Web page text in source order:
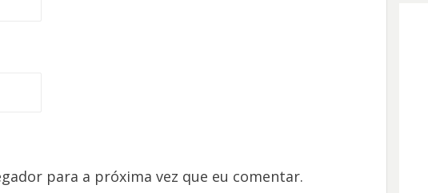
para a próxima vez que eu comentar.